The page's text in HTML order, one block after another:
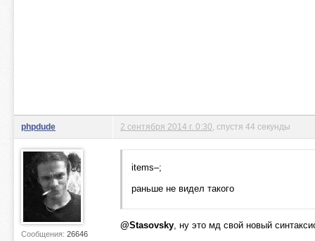
if (items
                }
phpdude
Сообщения: 26646
2 сентября 2014 г. 0:30 , спустя 44 секунды
items–;
раньше не видел такого
@Stasovsky, ну это мд свой новый